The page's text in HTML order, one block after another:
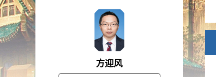
方迎风